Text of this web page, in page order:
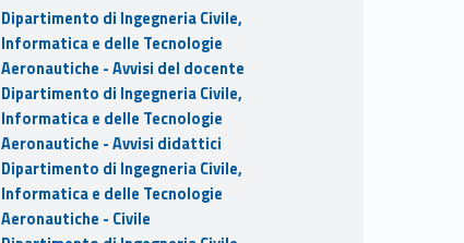
Dipartimento di Ingegneria Civile,
Informatica e delle Tecnologie
Aeronautiche - Avvisi del docente
Dipartimento di Ingegneria Civile,
Informatica e delle Tecnologie
Aeronautiche - Avvisi didattici
Dipartimento di Ingegneria Civile,
Informatica e delle Tecnologie
Aeronautiche - Civile